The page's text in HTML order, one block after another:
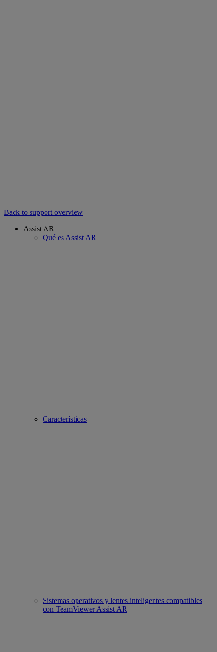
Back to support overview
Assist AR
Qué es Assist AR
Características
Sistemas operativos y lentes inteligentes compatibles
con TeamViewer Assist AR